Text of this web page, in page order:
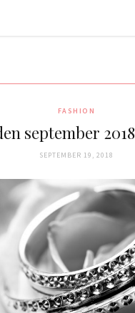
FASHION
september
SEPTEMBER 19, 2018